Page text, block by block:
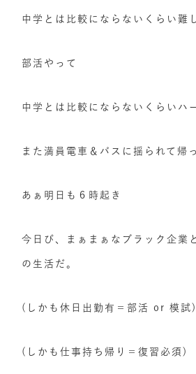
中学とは比較にならないくらい難
部活やって
中学とは比較にならないくらいハ
また満員電車＆バスに揺られて帰
あぁ明日も６時起き
今日び、まぁまぁなブラック企業
の生活だ。
(しかも休日出勤有＝部活 or 模試)
(しかも仕事持ち帰り＝復習必須)